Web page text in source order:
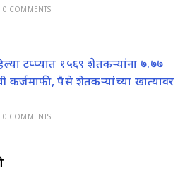
0 COMMENTS
टप्प्यात १५६९ शेतकऱ्यांना ७.७७
कर्जमाफी, पैसे शेतकऱ्यांच्या खात्यावर
0 COMMENTS